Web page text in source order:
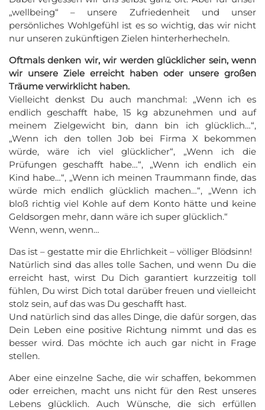
„wellbeing“ – unsere Zufriedenheit und unser
persönliches Wohlgefühl ist es so wichtig, das wir nicht
nur unseren zukünftigen Zielen hinterherhecheln.
Oftmals denken wir, wir werden glücklicher sein, wenn
wir unsere Ziele erreicht haben oder unsere großen
Träume verwirklicht haben.
Vielleicht denkst Du auch manchmal: „Wenn ich es
endlich geschafft habe, 15 kg abzunehmen und auf
meinem Zielgewicht bin, dann bin ich glücklich…“,
„Wenn ich den tollen Job bei Firma X bekommen
würde, wäre ich viel glücklicher“, „Wenn ich die
Prüfungen geschafft habe…“, „Wenn ich endlich ein
Kind habe…“, „Wenn ich meinen Traummann finde, das
würde mich endlich glücklich machen…“, „Wenn ich
bloß richtig viel Kohle auf dem Konto hätte und keine
Geldsorgen mehr, dann wäre ich super glücklich.“
Wenn, wenn, wenn…
Das ist – gestatte mir die Ehrlichkeit – völliger Blödsinn!
Natürlich sind das alles tolle Sachen, und wenn Du die
erreicht hast, wirst Du Dich garantiert kurzzeitig toll
fühlen, Du wirst Dich total darüber freuen und vielleicht
stolz sein, auf das was Du geschafft hast.
Und natürlich sind das alles Dinge, die dafür sorgen, das
Dein Leben eine positive Richtung nimmt und das es
besser wird. Das möchte ich auch gar nicht in Frage
stellen.
Aber eine einzelne Sache, die wir schaffen, bekommen
oder erreichen, macht uns nicht für den Rest unseres
Lebens glücklich. Auch Wünsche, die sich erfüllen